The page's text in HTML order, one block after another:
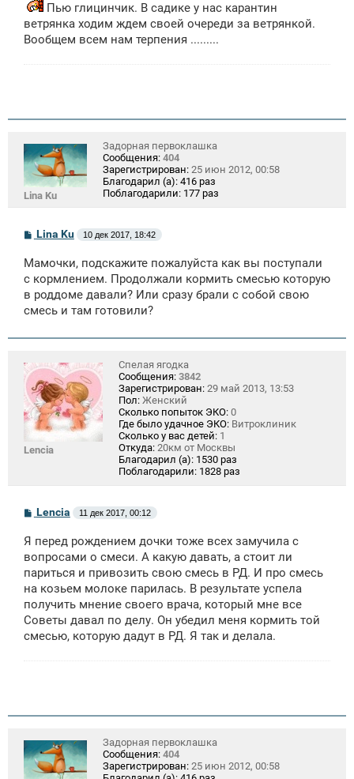
Пью глицинчик. В садике у нас карантин
ветрянка ходим ждем своей очереди за ветрянкой.
Вообщем всем нам терпения .........
Lina Ku
Задорная первоклашка
Сообщения: 404
Зарегистрирован: 25 июн 2012, 00:58
Благодарил (а): 416 раз
Поблагодарили: 177 раз
С
б
щ
н
и
Lina Ku 10 дек 2017, 18:42
Мамочки, подскажите пожалуйста как вы поступали
с кормлением. Продолжали кормить смесью которую
в роддоме давали? Или сразу брали с собой свою
смесь и там готовили?
Lencia
Спелая ягодка
Сообщения: 3842
Зарегистрирован: 29 май 2013, 13:53
Пол: Женский
Сколько попыток ЭКО: 0
Где было удачное ЭКО: Витроклиник
Сколько у вас детей: 1
Откуда: 20км от Москвы
Благодарил (а): 1530 раз
Поблагодарили: 1828 раз
С
б
щ
н
и
Lencia 11 дек 2017, 00:12
Я перед рождением дочки тоже всех замучила с
вопросами о смеси. А какую давать, а стоит ли
париться и привозить свою смесь в РД. И про смесь
на козьем молоке парилась. В результате успела
получить мнение своего врача, который мне все
Советы давал по делу. Он убедил меня кормить той
смесью, которую дадут в РД. Я так и делала.
Задорная первоклашка
Сообщения: 404
Зарегистрирован: 25 июн 2012, 00:58